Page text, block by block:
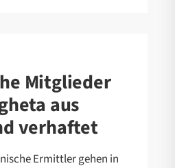
Mitglieder
aus
verhaftet
Ermittler gehen in